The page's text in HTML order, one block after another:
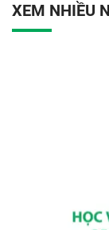
XEM NHIỀU